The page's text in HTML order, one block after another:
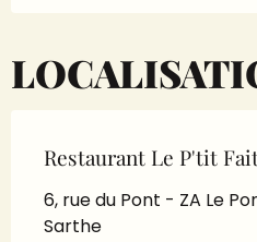
Restaurant Le P'tit
6, rue du Pont - ZA Le
Sarthe